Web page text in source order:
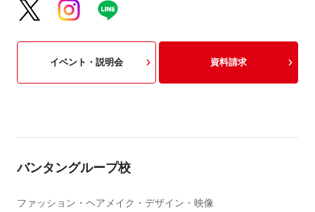
イベント・説明会 資料請求
バンタングループ校
ファッション・ヘアメイク・デザイン・映像